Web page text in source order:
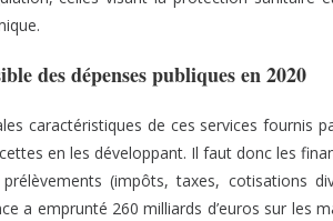
des dépenses publiques en 2020
caractéristiques de ces services fournis
en les développant. Il faut donc les
(impôts, taxes, cotisations
a emprunté 260 milliards d’euros sur les